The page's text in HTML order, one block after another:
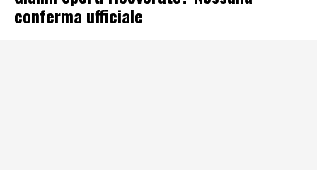
conferma ufficiale